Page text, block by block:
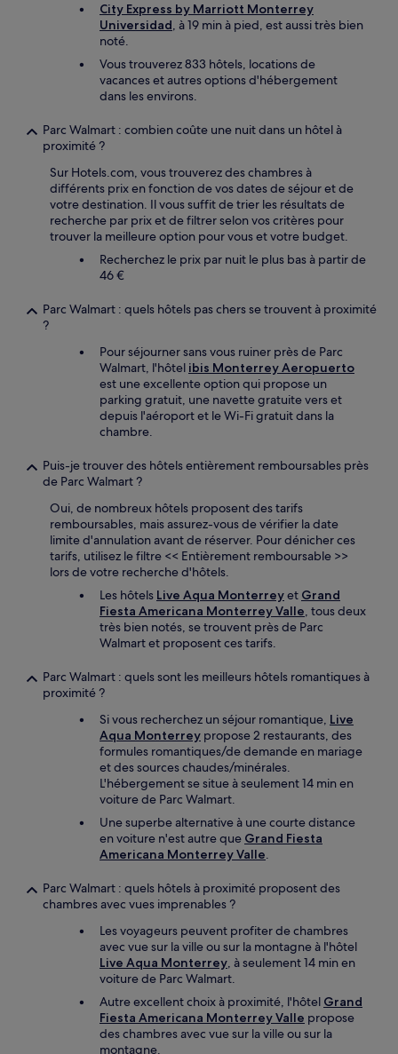
City Express by Marriott Monterrey
Universidad, à 19 min à pied, est aussi très bien
noté.
Vous trouverez 833 hôtels, locations de
vacances et autres options d'hébergement
dans les environs.
Parc Walmart : combien coûte une nuit dans un hôtel à
proximité ?
Sur Hotels.com, vous trouverez des chambres à
différents prix en fonction de vos dates de séjour et de
votre destination. Il vous suffit de trier les résultats de
recherche par prix et de filtrer selon vos critères pour
trouver la meilleure option pour vous et votre budget.
Recherchez le prix par nuit le plus bas à partir de
46 €
Parc Walmart : quels hôtels pas chers se trouvent à proximité
?
Pour séjourner sans vous ruiner près de Parc
Walmart, l'hôtel ibis Monterrey Aeropuerto
est une excellente option qui propose un
parking gratuit, une navette gratuite vers et
depuis l'aéroport et le Wi-Fi gratuit dans la
chambre.
Puis-je trouver des hôtels entièrement remboursables près
de Parc Walmart ?
Oui, de nombreux hôtels proposent des tarifs
remboursables, mais assurez-vous de vérifier la date
limite d'annulation avant de réserver. Pour dénicher ces
tarifs, utilisez le filtre << Entièrement remboursable >>
lors de votre recherche d'hôtels.
Les hôtels Live Aqua Monterreyet Grand
Fiesta Americana Monterrey Valle, tous deux
très bien notés, se trouvent près de Parc
Walmart et proposent ces tarifs.
Parc Walmart : quels sont les meilleurs hôtels romantiques à
proximité ?
Si vous recherchez un séjour romantique, Live
Aqua Monterrey propose 2 restaurants, des
formules romantiques/de demande en mariage
et des sources chaudes/minérales.
L'hébergement se situe à seulement 14 min en
voiture de Parc Walmart.
Une superbe alternative à une courte distance
en voiture n'est autre que Grand Fiesta
Americana Monterrey Valle.
Parc Walmart : quels hôtels à proximité proposent des
chambres avec vues imprenables ?
Les voyageurs peuvent profiter de chambres
avec vue sur la ville ou sur la montagne à l'hôtel
Live Aqua Monterrey, à seulement 14 min en
voiture de Parc Walmart.
Autre excellent choix à proximité, l'hôtel Grand
Fiesta Americana Monterrey Valle propose
des chambres avec vue sur la ville ou sur la
montagne.